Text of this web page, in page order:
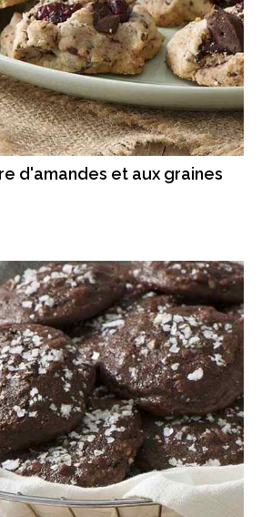
d'amandes et aux graines